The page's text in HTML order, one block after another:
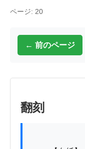
ページ: 20
← 前のページ
翻刻